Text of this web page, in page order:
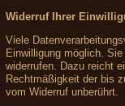
Widerruf Ihrer
Viele
Einwilligung möglich.
widerrufen. Dazu reicht
Rechtmäßigkeit der bis
vom Widerruf unberührt.